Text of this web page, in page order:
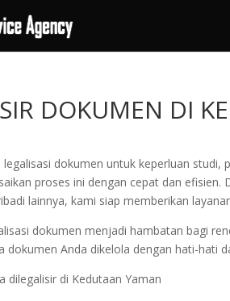
DOKUMEN DI
dokumen untuk keperluan
proses ini dengan cepat dan
lainnya, kami siap memberikan
dokumen menjadi hambatan bagi
dokumen Anda dikelola dengan hati-hati
dilegalisir di Kedutaan Yaman